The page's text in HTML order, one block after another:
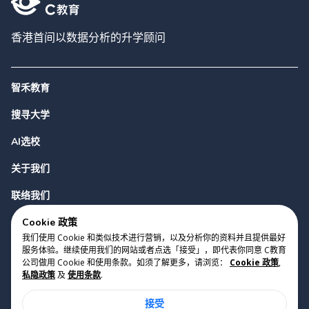
香港首间以数据分析的升学顾问
智禾教育
搜寻大学
AI选校
关于我们
联络我们
版权 2023 Cyclopes® •
使用条款
Cookie 政策
我们使用 Cookie 和类似技术进行营销，以及分析你的资料并且提供最好
服务体验。继续使用我们的网站或者点选「接受」，即代表你同意 C教育
公司做用 Cookie 和使用条款。如须了解更多，请浏览：
Cookie 政策,
私隐政策及 使用条款.
接受